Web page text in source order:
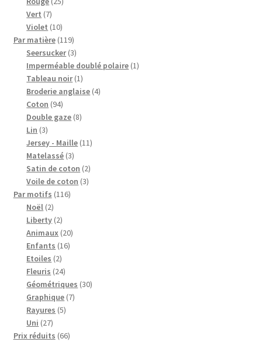
Vert 77
produits
Violet 1010
produits
Par matière 119119
produits
Seersucker 33
produits
Imperméable doublé polaire 11
Tableau noir 11
produit
Broderie anglaise 44
Coton 9494
produits
Double gaze 88
Lin 33
produits
Jersey - Maille 1111
Matelassé 33
produits
Satin de coton 22
produits
Voile de coton 33
Par motifs 116116
Noël 22
produits
Liberty 22
produits
Animaux 2020
Enfants 1616
Etoiles 22
produits
Fleuris 2424
produits
Géométriques 3030
Graphique 77
Rayures 55
Uni 2727
produits
Prix réduits 6666